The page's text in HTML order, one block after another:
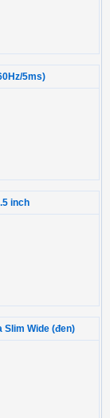
5ms)
inch
Slim Wide (đen)